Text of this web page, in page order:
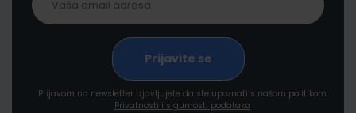
Prijavom na newsletter izjavljujete da ste upoznati s našom politikom
Privatnosti i sigurnosti podataka